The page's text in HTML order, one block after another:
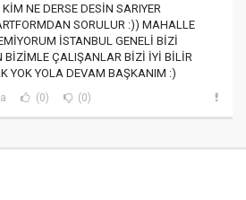
NE DERSE DESİN SARIYER
SORULUR :)) MAHALLE
İSTANBUL GENELİ BİZİ
BİZİMLE ÇALIŞANLAR BİZİ İYİ BİLİR
YOK YOLA DEVAM BAŞKANIM :)
(0) (0)